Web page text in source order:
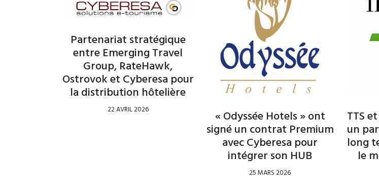
Partenariat stratégique
entre Emerging Travel
Group, RateHawk,
Ostrovok et Cyberesa pour
la distribution hôtelière
22 AVRIL 2026 « Odyssée Hotels » ont
signé un contrat Premium
avec Cyberesa pour
intégrer son HUB
25 MARS 2026
TTS
un
long
le